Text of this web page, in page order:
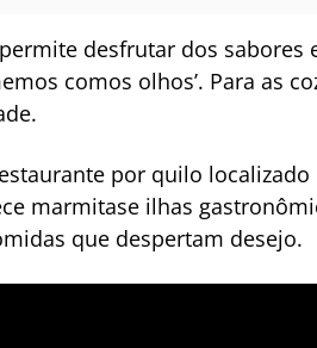
desfrutar dos
comos olhos’. Para as
por quilo
marmitase ilhas
que despertam desejo.